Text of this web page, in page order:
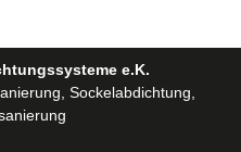
e.K.
Sockelabdichtung,